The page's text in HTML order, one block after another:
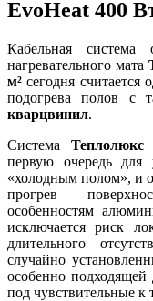
EvoHeat 400
Кабельная система
нагревательного мата
м² сегодня
подогрева полов с
кварцвинил.
Система
первую очередь для
«холодным полом», и
прогрев
особенностям
исключается риск
длительного
случайно
особенно
под чувствительные к